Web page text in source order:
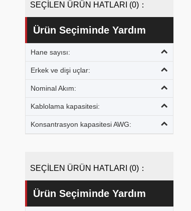
SEÇİLEN ÜRÜN HATLARI (0)：
Ürün Seçiminde Yardım
Hane sayısı:
Erkek ve dişi uçlar:
Nominal Akım:
Kablolama kapasitesi:
Konsantrasyon kapasitesi AWG:
SEÇİLEN ÜRÜN HATLARI (0)：
Ürün Seçiminde Yardım